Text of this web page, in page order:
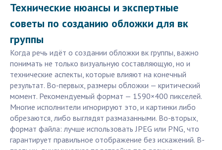
Технические нюансы и экспертные
советы по созданию обложки для вк
группы
Когда речь идёт о создании обложки вк группы, важно
понимать не только визуальную составляющую, но и
технические аспекты, которые влияют на конечный
результат. Во-первых, размеры обложки — критический
момент. Рекомендуемый формат — 1590×400 пикселей.
Многие исполнители игнорируют это, и картинки либо
обрезаются, либо выглядят размазанными. Во-вторых,
формат файла: лучше использовать JPEG или PNG, что
гарантирует правильное отображение без искажений. В-